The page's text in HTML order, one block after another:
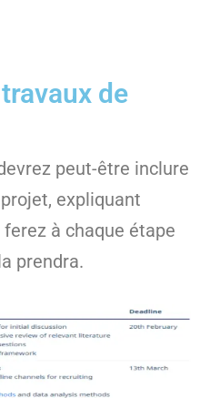
de
peut-être inclure
expliquant
à chaque étape
prendra.